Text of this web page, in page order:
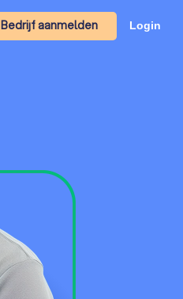
Bedrijf aanmelden Login